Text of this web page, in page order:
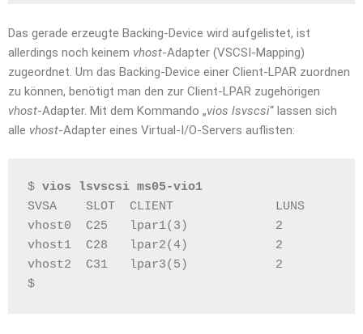
Das gerade erzeugte Backing-Device wird aufgelistet, ist
allerdings noch keinem vhost-Adapter (VSCSI-Mapping)
zugeordnet. Um das Backing-Device einer Client-LPAR zuordnen
zu können, benötigt man den zur Client-LPAR zugehörigen
vhost-Adapter. Mit dem Kommando „vios lsvscsi“ lassen sich
alle vhost-Adapter eines Virtual-I/O-Servers auflisten:
$ vios lsvscsi ms05-vio1
SVSA    SLOT  CLIENT              LUNS
vhost0  C25   lpar1(3)            2
vhost1  C28   lpar2(4)            2
vhost2  C31   lpar3(5)            2
$